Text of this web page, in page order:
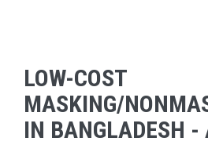
LOW-COST
MASKING/
IN BANGLADESH